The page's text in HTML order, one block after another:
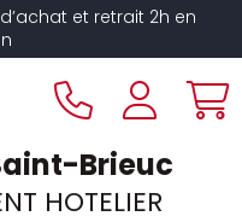
et retrait 2h en
Brieuc
HOTELIER